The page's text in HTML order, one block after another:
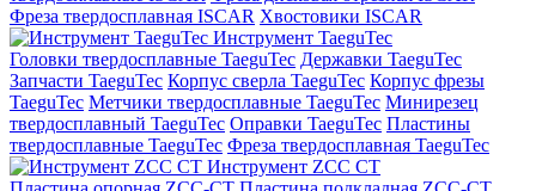
Фреза твердосплавная ISCAR Хвостовики ISCAR
Инструмент TaeguTec
Головки твердосплавные TaeguTec Державки TaeguTec
Запчасти TaeguTec Корпус сверла TaeguTec Корпус фрезы
TaeguTec Метчики твердосплавные TaeguTec Минирезец
твердосплавный TaeguTec Оправки TaeguTec Пластины
твердосплавные TaeguTec Фреза твердосплавная TaeguTec
Инструмент ZCС CT